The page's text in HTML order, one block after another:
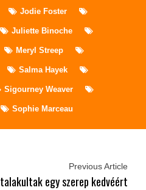
Jodie Foster
Juliette Binoche
Meryl Streep
Salma Hayek
Sigourney Weaver
Sophie Marceau
Previous Article
egy szerep kedvéért